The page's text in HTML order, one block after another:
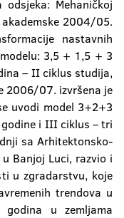
Mehaničkoj
2004/05.
nastavnih
3,5 + 1,5 + 3
– II ciklus studija,
2006/07. izvršena je
uvodi model 3+2+3
i III ciklus – tri
sa Arhitektonsko-
Banjoj Luci, razvio i
u zgradarstvu, koje
trendova u
u zemljama